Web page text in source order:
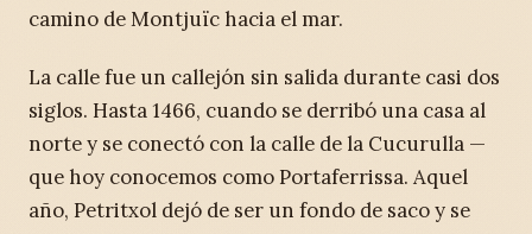
camino de Montjuïc hacia el mar.
La calle fue un callejón sin salida durante casi dos
siglos. Hasta 1466, cuando se derribó una casa al
norte y se conectó con la calle de la Cucurulla —
que hoy conocemos como Portaferrissa. Aquel
año, Petritxol dejó de ser un fondo de saco y se